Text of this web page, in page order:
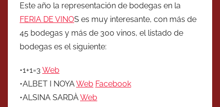
Este año la representación de bodegas en la
FERIA DE VINOS es muy interesante, con más de
45 bodegas y más de 300 vinos, el listado de
bodegas es el siguiente:
•1+1=3 Web
•ALBET I NOYAWeb Facebook
•ALSINA SARDÀWeb